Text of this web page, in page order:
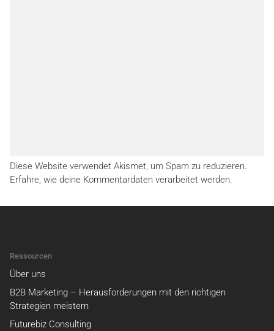
Diese Website verwendet Akismet, um Spam zu reduzieren.
Erfahre, wie deine Kommentardaten verarbeitet werden.
Ressourcen
Über uns
B2B Marketing – Herausforderungen mit den richtigen
Strategien meistern
Futurebiz Consulting